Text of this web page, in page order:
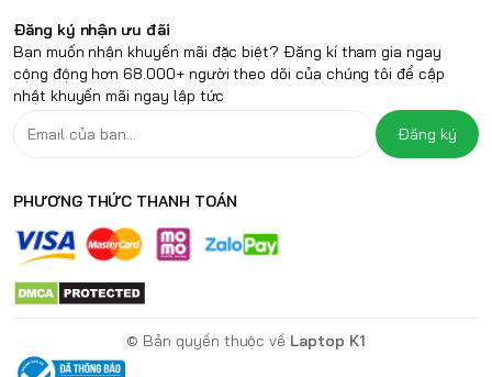
Đăng ký nhận ưu đãi
Bạn muốn nhận khuyến mãi đặc biệt? Đăng kí tham gia ngay
cộng động hơn 68.000+ người theo dõi của chúng tôi để cập
nhật khuyến mãi ngay lập tức
Đăng ký
PHƯƠNG THỨC THANH TOÁN
© Bản quyền thuộc về Laptop K1